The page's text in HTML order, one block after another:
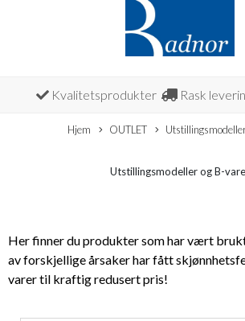
Kvalitetsprodukter Rask
Hjem OUTLET
Utstillingsmodeller og B-
Her finner du produkter som har vært
av forskjellige årsaker har fått
varer til kraftig redusert pris!